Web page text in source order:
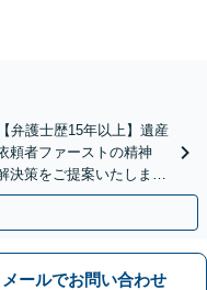
弁護士歴15年以上】遺産
頼者ファーストの精神
決策をご提案いたしま
さい。
メールでお問い合わせ